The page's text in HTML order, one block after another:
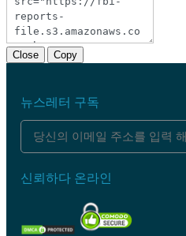
Close Copy
뉴스레터 구독
신뢰하다 온라인